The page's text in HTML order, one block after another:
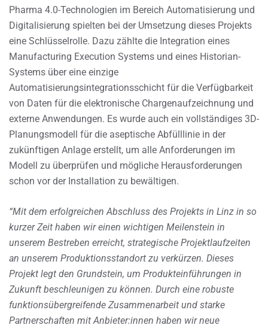
Pharma 4.0-Technologien im Bereich Automatisierung und
Digitalisierung spielten bei der Umsetzung dieses Projekts
eine Schlüsselrolle. Dazu zählte die Integration eines
Manufacturing Execution Systems und eines Historian-
Systems über eine einzige
Automatisierungsintegrationsschicht für die Verfügbarkeit
von Daten für die elektronische Chargenaufzeichnung und
externe Anwendungen. Es wurde auch ein vollständiges 3D-
Planungsmodell für die aseptische Abfülllinie in der
zukünftigen Anlage erstellt, um alle Anforderungen im
Modell zu überprüfen und mögliche Herausforderungen
schon vor der Installation zu bewältigen.
“Mit dem erfolgreichen Abschluss des Projekts in Linz in so
kurzer Zeit haben wir einen wichtigen Meilenstein in
unserem Bestreben erreicht, strategische Projektlaufzeiten
an unserem Produktionsstandort zu verkürzen. Dieses
Projekt legt den Grundstein, um Produkteinführungen in
Zukunft beschleunigen zu können. Durch eine robuste
funktionsübergreifende Zusammenarbeit und starke
Partnerschaften mit Anbieter:innen haben wir neue